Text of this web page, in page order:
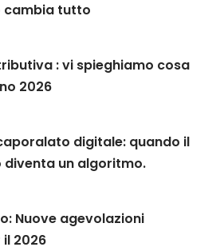
cambia tutto
: vi spieghiamo cosa
2026
digitale: quando il
un algoritmo.
Nuove agevolazioni
2026